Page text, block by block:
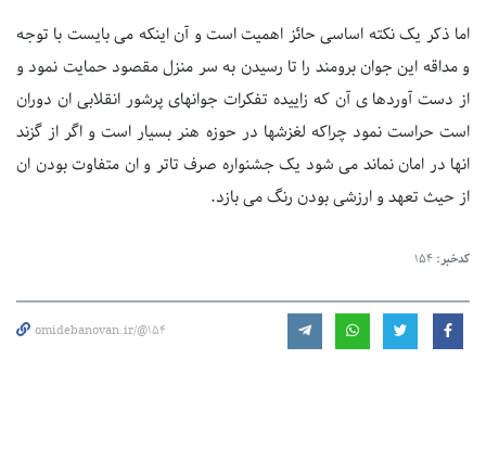
اما ذکر یک نکته اساسی حائز اهمیت است و آن اینکه می بایست با توجه
و مداقه این جوان برومند را تا رسیدن به سر منزل مقصود حمایت نمود و
از دست آوردها ی آن که زاییده تفکرات جوانهای پرشور انقلابی ان دوران
است حراست نمود چراکه لغزشها در حوزه هنر بسیار است و اگر از گزند
انها در امان نماند می شود یک جشنواره صرف تاتر و ان متفاوت بودن ان
از حیث تعهد و ارزشی بودن رنگ می بازد.
کدخبر: 154
omidebanovan.ir/@154